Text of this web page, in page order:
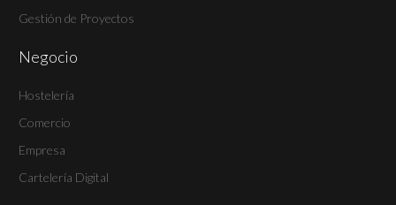
Gestión de Proyectos
Negocio
Hostelería
Comercio
Empresa
Cartelería Digital